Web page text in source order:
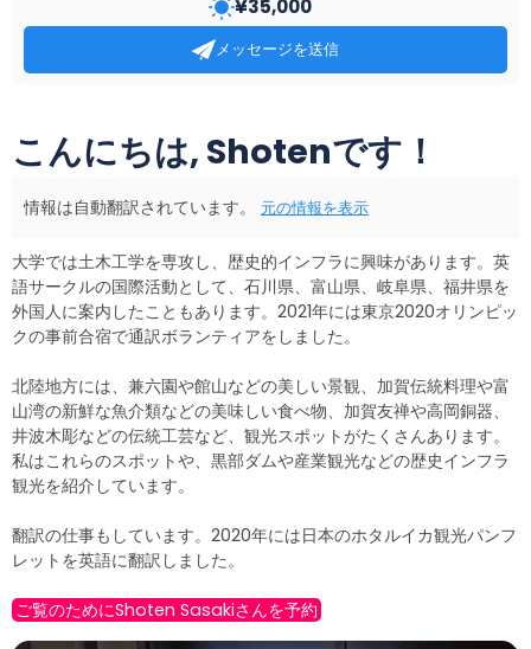
こんにちは, Shotenです！
情報は自動翻訳されています。 元の情報を表示
大学では土木工学を専攻し、歴史的インフラに興味があります。英
語サークルの国際活動として、石川県、富山県、岐阜県、福井県を
外国人に案内したこともあります。2021年には東京2020オリンピッ
クの事前合宿で通訳ボランティアをしました。
北陸地方には、兼六園や館山などの美しい景観、加賀伝統料理や富
山湾の新鮮な魚介類などの美味しい食べ物、加賀友禅や高岡銅器、
井波木彫などの伝統工芸など、観光スポットがたくさんあります。
私はこれらのスポットや、黒部ダムや産業観光などの歴史インフラ
観光を紹介しています。
翻訳の仕事もしています。2020年には日本のホタルイカ観光パンフ
レットを英語に翻訳しました。
ご覧のためにShoten Sasakiさんを予約
¥35,000
メッセージを送信